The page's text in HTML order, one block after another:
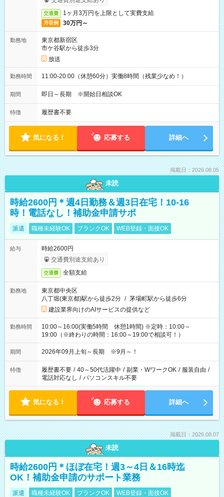
交通費 1ヶ月3万円を上限として実費支給
月収例 30万円～
勤務地
東京都新宿区
市ケ谷駅から徒歩3分
放送
勤務時間 11:00-20:00（休憩60分）実働8時間（残業少なめ！）
期間 即日～長期 ※開始日相談OK
特徴 履歴書不要
気になる！ 応募する 詳細へ
掲載日：2026.08.05
未読
時給2600円＊週4日勤務＆週3日在宅！10-16
時！電話なし！補助金申請サポ
派遣 職種未経験OK ブランクOK WEB登録・面接OK
給与
時給2600円
交通費別途支給あり
交通費 全額支給
勤務地
東京都中央区
八丁堀(東京都)駅から徒歩2分 / 茅場町駅から徒歩6分
建設業界向けのAIサービスの提供など
勤務時間
10:00～16:00(実働5時間 休憩1時間) ※定時：10:00～
19:00（※終わりの時間：16:00～19:00で相談可！）
期間 2026年09月上旬～長期 ※9月～！
特徴 履歴書不要 / 40～50代活躍中 / 副業・WワークOK / 服装自由 /
電話対応なし / パソコンスキル不要
気になる！ 応募する 詳細へ
掲載日：2026.08.07
未読
時給2600円＊ほぼ在宅！週3～4日＆16時迄
OK！補助金申請のサポート業務
派遣 職種未経験OK ブランクOK WEB登録・面接OK